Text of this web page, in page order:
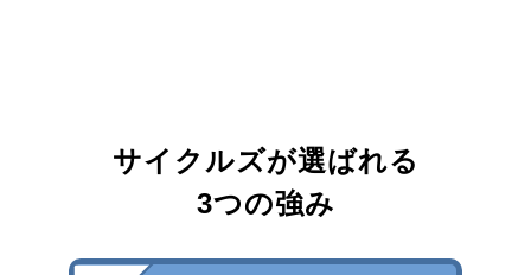
サイクルズが選ばれる
3つの強み